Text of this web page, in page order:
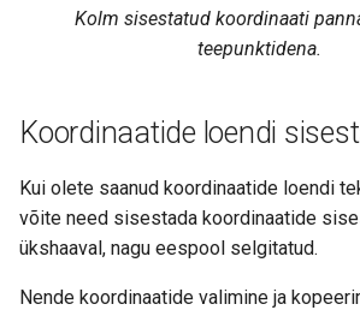
Kolm sisestatud koordinaati
teepunktidena.
Koordinaatide loendi
Kui olete saanud koordinaatide loendi
võite need sisestada koordinaatide
ükshaaval, nagu eespool selgitatud.
Nende koordinaatide valimine ja